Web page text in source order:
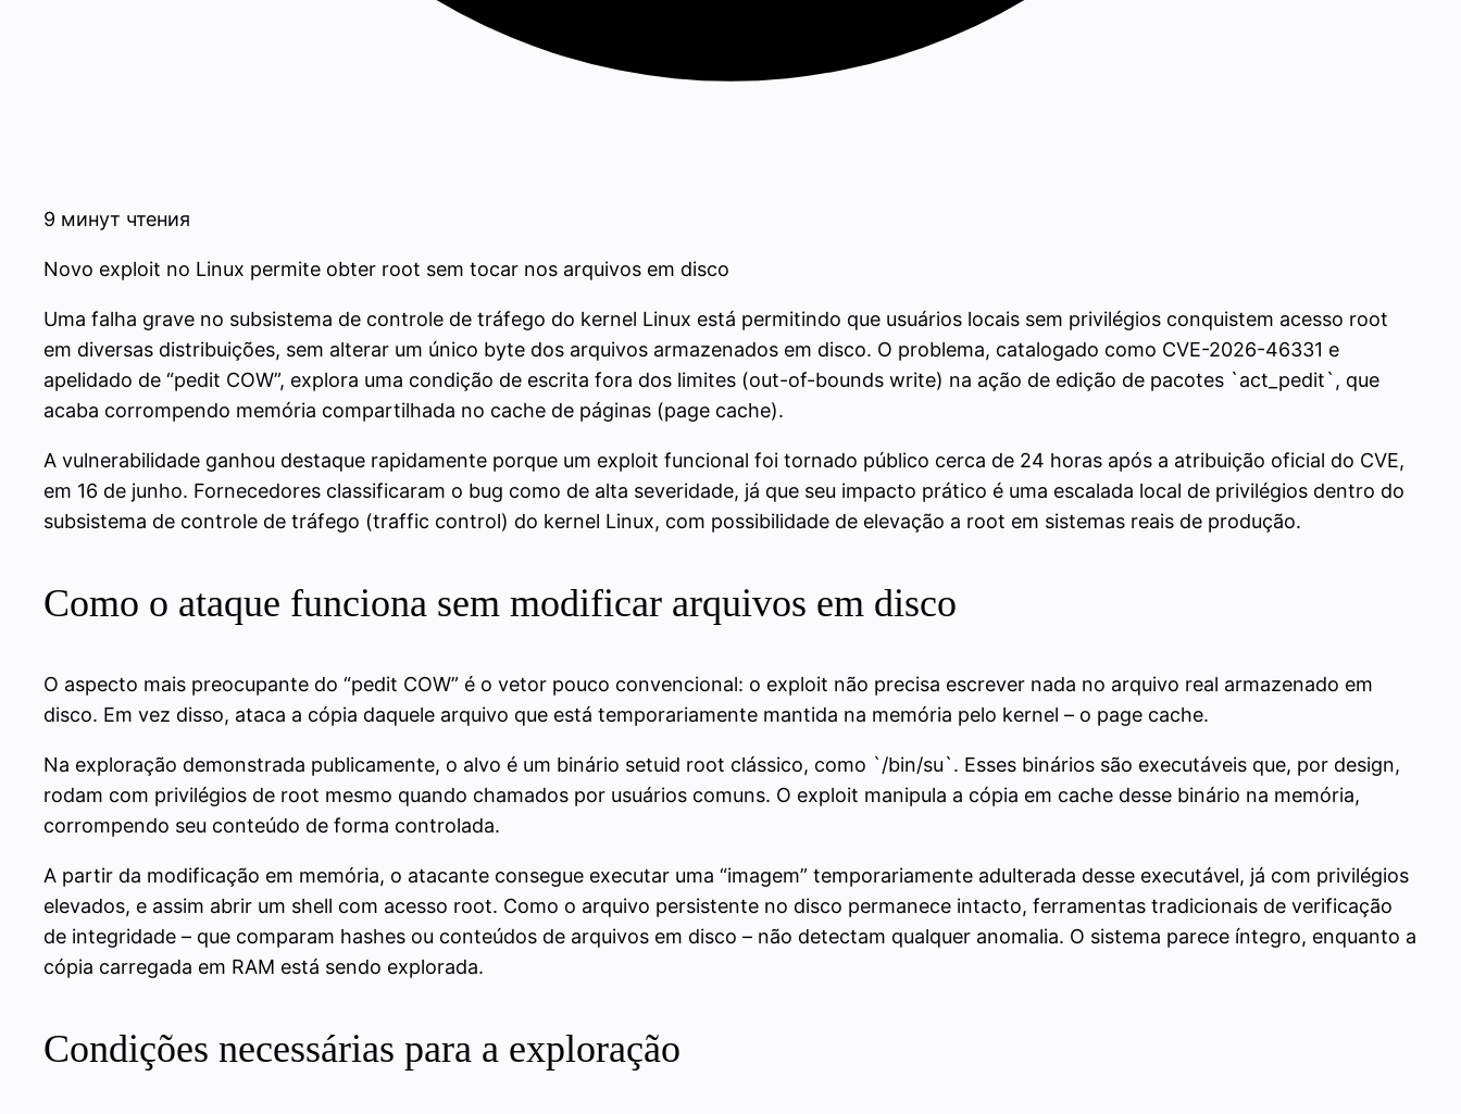
9 минут чтения
Novo exploit no Linux permite obter root sem tocar nos arquivos em disco
Uma falha grave no subsistema de controle de tráfego do kernel Linux está permitindo que usuários locais sem privilégios conquistem acesso root
em diversas distribuições, sem alterar um único byte dos arquivos armazenados em disco. O problema, catalogado como CVE-2026-46331 e
apelidado de “pedit COW”, explora uma condição de escrita fora dos limites (out-of-bounds write) na ação de edição de pacotes `act_pedit`, que
acaba corrompendo memória compartilhada no cache de páginas (page cache).
A vulnerabilidade ganhou destaque rapidamente porque um exploit funcional foi tornado público cerca de 24 horas após a atribuição oficial do CVE,
em 16 de junho. Fornecedores classificaram o bug como de alta severidade, já que seu impacto prático é uma escalada local de privilégios dentro do
subsistema de controle de tráfego (traffic control) do kernel Linux, com possibilidade de elevação a root em sistemas reais de produção.
Como o ataque funciona sem modificar arquivos em disco
O aspecto mais preocupante do “pedit COW” é o vetor pouco convencional: o exploit não precisa escrever nada no arquivo real armazenado em
disco. Em vez disso, ataca a cópia daquele arquivo que está temporariamente mantida na memória pelo kernel – o page cache.
Na exploração demonstrada publicamente, o alvo é um binário setuid root clássico, como `/bin/su`. Esses binários são executáveis que, por design,
rodam com privilégios de root mesmo quando chamados por usuários comuns. O exploit manipula a cópia em cache desse binário na memória,
corrompendo seu conteúdo de forma controlada.
A partir da modificação em memória, o atacante consegue executar uma “imagem” temporariamente adulterada desse executável, já com privilégios
elevados, e assim abrir um shell com acesso root. Como o arquivo persistente no disco permanece intacto, ferramentas tradicionais de verificação
de integridade – que comparam hashes ou conteúdos de arquivos em disco – não detectam qualquer anomalia. O sistema parece íntegro, enquanto a
cópia carregada em RAM está sendo explorada.
Condições necessárias para a exploração